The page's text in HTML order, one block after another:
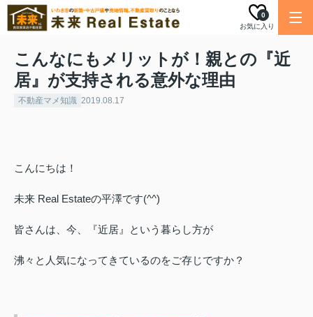
お気に入り
0
こんなにもメリットが！親との『近
居』が支持される意外な理由
不動産マメ知識 2019.08.17
こんにちは！
未来 Real Estateの平澤です(^^)
皆さんは、今、『近居』という暮らし方が
沸々と人気になってきているのをご存じですか？